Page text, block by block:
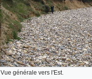
Vue générale vers l'Est.